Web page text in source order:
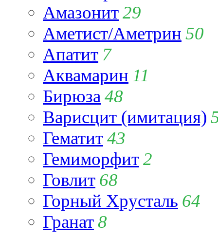
Амазонит29
Аметист/Аметрин 50
Апатит 7
Аквамарин 11
Бирюза 48
Варисцит (имитация)
Гематит43
Гемиморфит2
Говлит 68
Горный Хрусталь 64
Гранат8